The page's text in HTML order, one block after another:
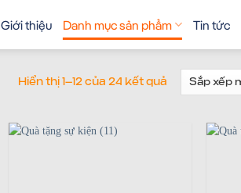
Giới thiệu Danh mục sản phẩm Tin tức
Hiển thị 1–12 của 24 kết quả